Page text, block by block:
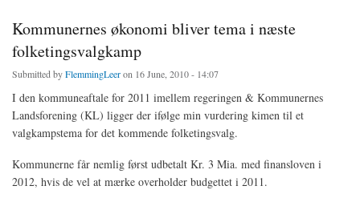
Kommunernes økonomi bliver tema i næste
folketingsvalgkamp
Submitted byFlemmingLeeron 16 June, 2010 - 14:07
I den kommuneaftale for 2011 imellem regeringen & Kommunernes
Landsforening (KL) ligger der ifølge min vurdering kimen til et
valgkampstema for det kommende folketingsvalg.
Kommunerne får nemlig først udbetalt Kr. 3 Mia. med finansloven i
2012, hvis de vel at mærke overholder budgettet i 2011.